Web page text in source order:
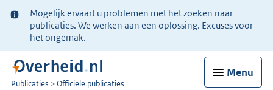
Ter
informatie:
Mogelijk ervaart u problemen met het zoeken naar
publicaties. We werken aan een oplossing. Excuses voor
het ongemak.
Menu
U
Publicaties Officiële publicaties